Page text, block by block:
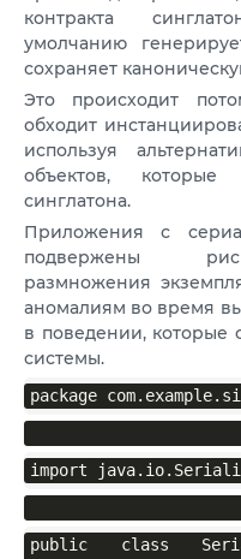
контракта
умолчанию
сохраняет
Это происходит
обходит
используя
объектов, которые
синглатона.
Приложения с
подвержены
размножения
аномалиям во время
в поведении, которые
системы.
package
import
public class